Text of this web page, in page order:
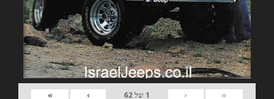
«
‹
1 של62
›
»